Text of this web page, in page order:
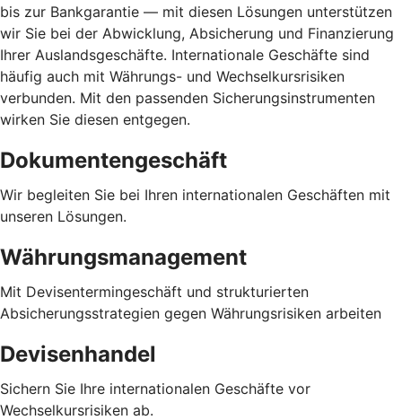
bis zur Bankgarantie — mit diesen Lösungen unterstützen
wir Sie bei der Abwicklung, Absicherung und Finanzierung
Ihrer Auslandsgeschäfte. Internationale Geschäfte sind
häufig auch mit Währungs- und Wechselkursrisiken
verbunden. Mit den passenden Sicherungsinstrumenten
wirken Sie diesen entgegen.
Dokumentengeschäft
Wir begleiten Sie bei Ihren internationalen Geschäften mit
unseren Lösungen.
Währungsmanagement
Mit Devisentermingeschäft und strukturierten
Absicherungsstrategien gegen Währungsrisiken arbeiten
Devisenhandel
Sichern Sie Ihre internationalen Geschäfte vor
Wechselkursrisiken ab.